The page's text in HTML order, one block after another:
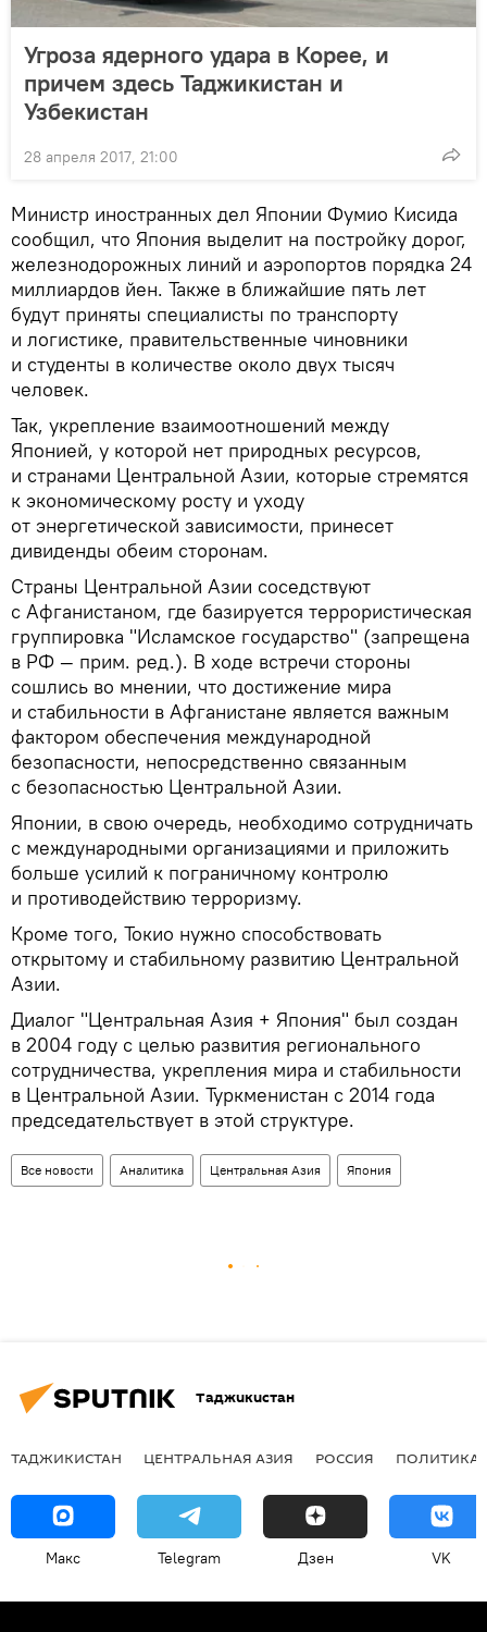
Угроза ядерного удара в Корее, и
причем здесь Таджикистан и
Узбекистан
28 апреля 2017, 21:00
Министр иностранных дел Японии Фумио Кисида
сообщил, что Япония выделит на постройку дорог,
железнодорожных линий и аэропортов порядка 24
миллиардов йен. Также в ближайшие пять лет
будут приняты специалисты по транспорту
и логистике, правительственные чиновники
и студенты в количестве около двух тысяч
человек.
Так, укрепление взаимоотношений между
Японией, у которой нет природных ресурсов,
и странами Центральной Азии, которые стремятся
к экономическому росту и уходу
от энергетической зависимости, принесет
дивиденды обеим сторонам.
Страны Центральной Азии соседствуют
с Афганистаном, где базируется террористическая
группировка "Исламское государство" (запрещена
в РФ — прим. ред.). В ходе встречи стороны
сошлись во мнении, что достижение мира
и стабильности в Афганистане является важным
фактором обеспечения международной
безопасности, непосредственно связанным
с безопасностью Центральной Азии.
Японии, в свою очередь, необходимо сотрудничать
с международными организациями и приложить
больше усилий к пограничному контролю
и противодействию терроризму.
Кроме того, Токио нужно способствовать
открытому и стабильному развитию Центральной
Азии.
Диалог "Центральная Азия + Япония" был создан
в 2004 году с целью развития регионального
сотрудничества, укрепления мира и стабильности
в Центральной Азии. Туркменистан с 2014 года
председательствует в этой структуре.
Все новости Аналитика Центральная Азия Япония
Таджикистан
ТАДЖИКИСТАН ЦЕНТРАЛЬНАЯ АЗИЯ РОССИЯ ПОЛИТИКА
Макс Telegram Дзен VK